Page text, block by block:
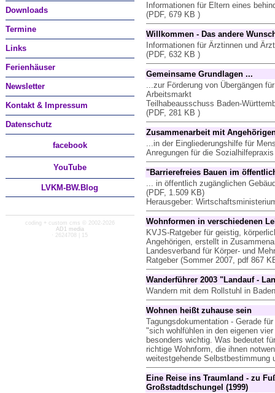
Downloads
Termine
Links
Ferienhäuser
Newsletter
Kontakt & Impressum
Datenschutz
facebook
YouTube
LVKM-BW.Blog
coding + custom cms © 2002-2026
AD1 media
· 2624708 | 15
Informationen für Eltern eines
(PDF, 679 KB )
Willkommen - Das andere
Informationen für Ärztinnen und
(PDF, 632 KB )
Gemeinsame Grundlagen ...
...zur Förderung von Übergängen
Arbeitsmarkt
Teilhabeausschuss Baden-
(PDF, 281 KB )
Zusammenarbeit mit
...in der Eingliederungshilfe für
Anregungen für die
"Barrierefreies Bauen im
... in öffentlich zugänglichen
(PDF, 1.509 KB)
Herausgeber:
Wohnformen in verschiedenen
KVJS-Ratgeber für geistig,
Angehörigen, erstellt in
Landesverband für Körper- und
Ratgeber (Sommer 2007, pdf 867
Wanderführer 2003 "Landauf -
Wandern mit dem Rollstuhl in
Wohnen heißt zuhause sein
Tagungsdokumentation - Gerade
"sich wohlfühlen in den eigenen
besonders wichtig. Was bedeutet
richtige Wohnform, die ihnen
weitestgehende Selbstbestimmung
Eine Reise ins Traumland - zu
Großstadtdschungel (1999)